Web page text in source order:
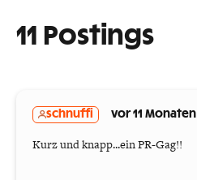
11 Postings
schnuffi vor 11 Monaten
Kurz und knapp...ein PR-Gag!!